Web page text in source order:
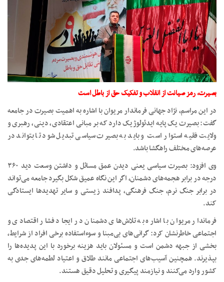
بصیرت، رمز صیانت از انقلاب و تفکیک حق از باطل است
در این مراسم، نژاد جهانی فرماندار مریوان با اشاره به اهمیت بصیرت در جامعه
گفت: بصیرت یک پایه ایدئولوژیک دارد که بر مبانی اعتقادی، دینی، رهبری و
ولایت فقیه استوار است و باید به بصیرت سیاسی تبدیل شود تا بتواند در
عرصه‌های مختلف راهگشا باشد.
وی افزود: بصیرت سیاسی یعنی دیدن عمق مسائل و داشتن وسعت دید ۳۶۰
درجه در برابر هجمه‌های دشمنان، اگر این نگاه عمیق شکل بگیرد جامعه می‌تواند
در برابر جنگ نرم، جنگ فرهنگی، پدافند زیستی و سایر تهدیدها ایستادگی
کند.
فرماندار مریوان با اشاره به تلاش‌های دشمنان در ایجاد فشار اقتصادی و
اجتماعی خاطرنشان کرد: گرانی‌های بی‌مبنا و سوءاستفاده برخی افراد از شرایط،
بخشی از جبهه دشمن است و مسئولان باید هزینه برخورد با این پدیده‌ها را
بپذیرند. همچنین آسیب‌های اجتماعی مانند طلاق و اعتیاد لطمه‌های جدی به
کشور وارد می‌کنند و نیازمند پیگیری و تحلیل دقیق هستند.